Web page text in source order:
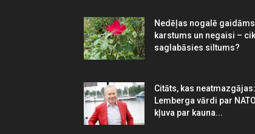
Nedēļas nogalē gaidāms
karstums un negaisi –
saglabāsies siltums?
Citāts, kas neatmazgājas:
Lemberga vārdi par
kļuva par kauna...